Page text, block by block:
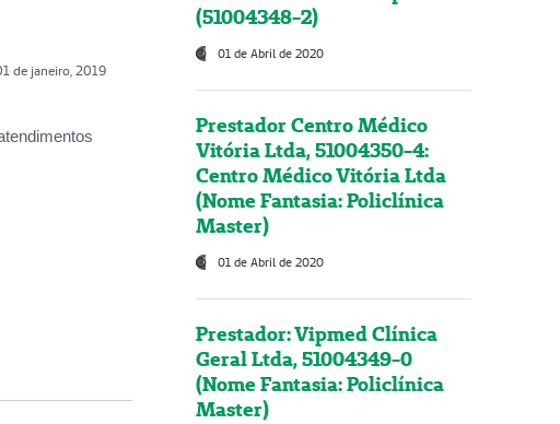
de janeiro, 2019
(51004348-2)
01 de Abril de 2020
Prestador Centro Médico
Vitória Ltda, 51004350-4:
Centro Médico Vitória Ltda
(Nome Fantasia: Policlínica
Master)
01 de Abril de 2020
Prestador: Vipmed Clínica
Geral Ltda, 51004349-0
(Nome Fantasia: Policlínica
Master)